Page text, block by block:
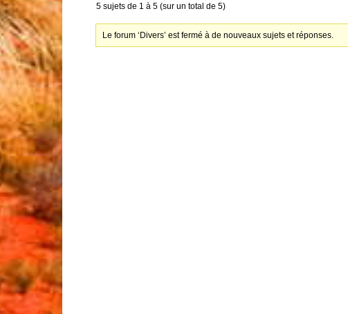
5 sujets de 1 à 5 (sur un total de 5)
Le forum ‘Divers’ est fermé à de nouveaux sujets et réponses.